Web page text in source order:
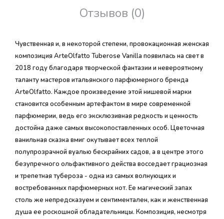
Отзывов (0)
Чувственная и, в некоторой степени, провокационная женская
композиция ArteOlfatto Tuberose Vanilla появилась на свет в
2018 году благодаря творческой фантазии и невероятному
таланту мастеров итальянского парфюмерного бренда
ArteOlfatto. Каждое произведение этой нишевой марки
становится особенным артефактом в мире современной
парфюмерии, ведь его эксклюзивная редкость и ценность
достойна даже самых высокопоставленных особ. Цветочная
ванильная сказка вмиг окутывает всех теплой
полупрозрачной вуалью бескрайних садов, а в центре этого
безупречного ольфактивного действа восседает грациозная
и трепетная тубероза - одна из самых волнующих и
востребованных парфюмерных нот. Ее магический запах
столь же непредсказуем и сентиментален, как и женственная
душа ее роскошной обладательницы. Композиция, несмотря